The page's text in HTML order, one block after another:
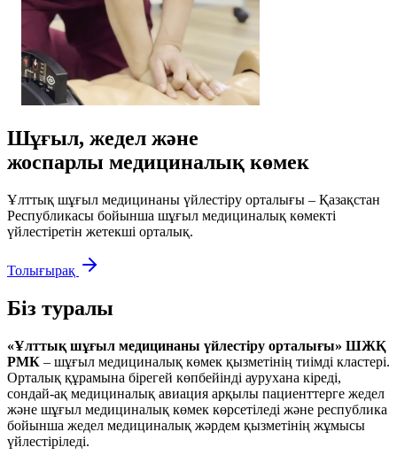
Шұғыл, жедел және
жоспарлы медициналық көмек
Ұлттық шұғыл медицинаны үйлестіру орталығы – Қазақстан
Республикасы бойынша шұғыл медициналық көмекті
үйлестіретін жетекші орталық.
Толығырақ
Біз туралы
«Ұлттық шұғыл медицинаны үйлестіру орталығы» ШЖҚ
РМК – шұғыл медициналық көмек қызметінің тиімді кластері.
Орталық құрамына бірегей көпбейінді аурухана кіреді,
сондай-ақ медициналық авиация арқылы пациенттерге жедел
және шұғыл медициналық көмек көрсетіледі және республика
бойынша жедел медициналық жәрдем қызметінің жұмысы
үйлестіріледі.